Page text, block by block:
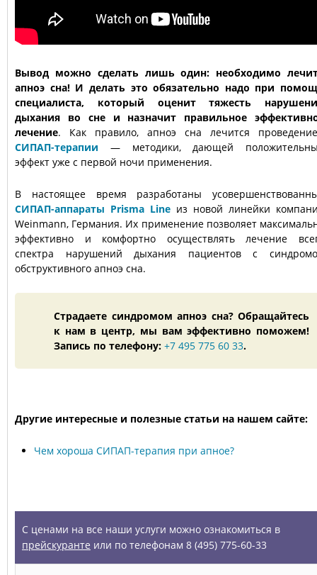
Вывод можно сделать лишь один: необходимо
апноэ сна! И делать это обязательно надо при
специалиста, который оценит тяжесть
дыхания во сне и назначит правильное
лечение. Как правило, апноэ сна лечится
СИПАП-терапии
— методики, дающей
эффект уже с первой ночи применения.
В настоящее время разработаны
СИПАП-аппараты Prisma Line из новой линейки
Weinmann, Германия. Их применение позволяет
эффективно и комфортно осуществлять лечение
спектра нарушений дыхания пациентов с
обструктивного апноэ сна.
Страдаете синдромом апноэ сна? Обращайтесь
к нам в центр, мы вам эффективно поможем!
Запись по телефону: +7 495 775 60 33.
Другие интересные и полезные статьи на нашем сайте:
Чем хороша СИПАП-терапия при апное?
С ценами на все наши услуги можно ознакомиться в
прейскуранте или по телефонам 8 (495) 775-60-33